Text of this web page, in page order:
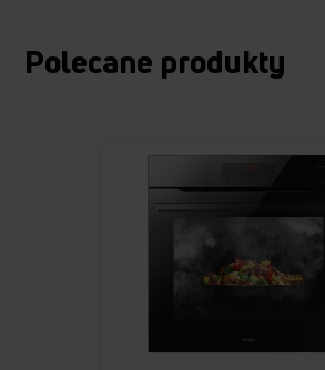
Polecane produkty